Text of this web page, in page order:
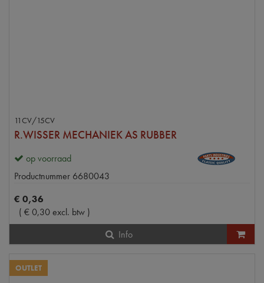
11CV/15CV
R.WISSER MECHANIEK AS RUBBER
op voorraad
Productnummer 6680043
€ 0,36
( €0,30excl. btw )
Info
OUTLET